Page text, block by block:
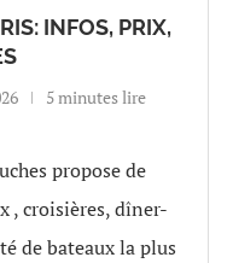
INFOS, PRIX,
5 minutes lire
propose de
, croisières, dîner-
de bateaux la plus